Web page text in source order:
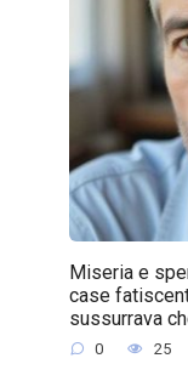
Miseria e
case
sussurrava
0 25